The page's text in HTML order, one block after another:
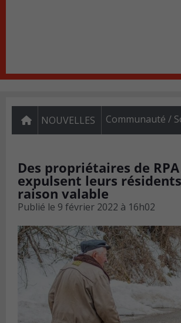
NOUVELLES Communauté /
Des propriétaires de RPA
expulsent leurs
raison valable
Publié le 9 février 2022 à 16h02